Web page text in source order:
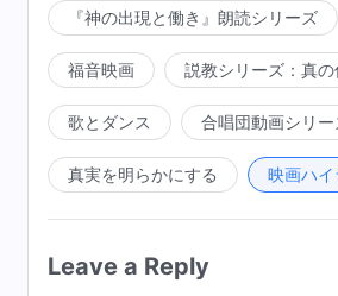
『神の出現と働き』朗読シリーズ
福音映画 説教シリーズ：真
歌とダンス 合唱団動画シリー
真実を明らかにする 映画ハ
Leave a Reply